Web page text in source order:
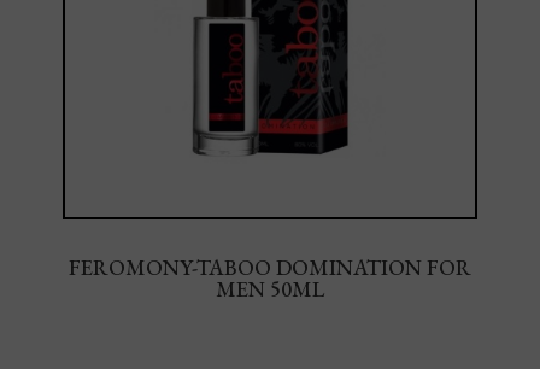
FEROMONY-TABOO DOMINATION FOR
MEN 50ML